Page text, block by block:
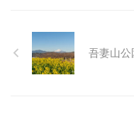
吾妻山公